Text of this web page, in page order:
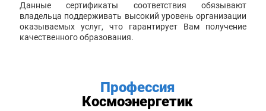
Данные сертификаты соответствия обязывают
владельца поддерживать высокий уровень организации
оказываемых услуг, что гарантирует Вам получение
качественного образования.
Профессия
Космоэнергетик